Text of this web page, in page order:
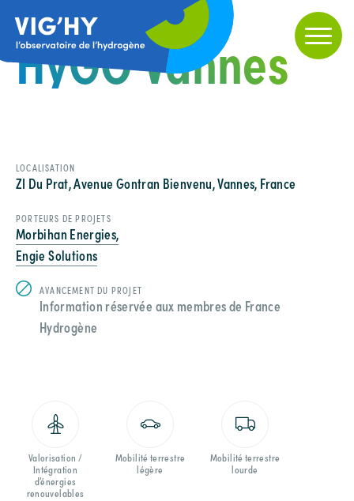
HyGO Vannes
LOCALISATION
ZI Du Prat, Avenue Gontran Bienvenu, Vannes, France
PORTEURS DE PROJETS
Morbihan Energies,
Engie Solutions
AVANCEMENT DU PROJET
Information réservée aux membres de France
Hydrogène
Valorisation /
Intégration
d’énergies
renouvelables
Mobilité terrestre
légère
Mobilité terrestre
lourde